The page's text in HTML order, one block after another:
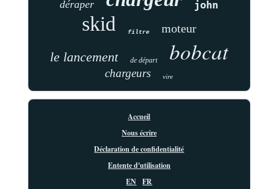
déraper john
skid filtre moteur
le lancement de départ bobcat
chargeurs vire
Accueil
Nous écrire
Déclaration de confidentialité
Entente d'utilisation
EN
FR